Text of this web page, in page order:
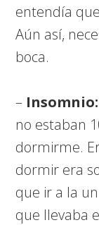
entendía
Aún así,
boca.
– Insomnio:
no estaban
dormirme.
dormir era
que ir a la
que llevaba